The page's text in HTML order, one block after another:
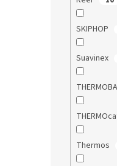
SKIPHOP
Suavinex
Thermos